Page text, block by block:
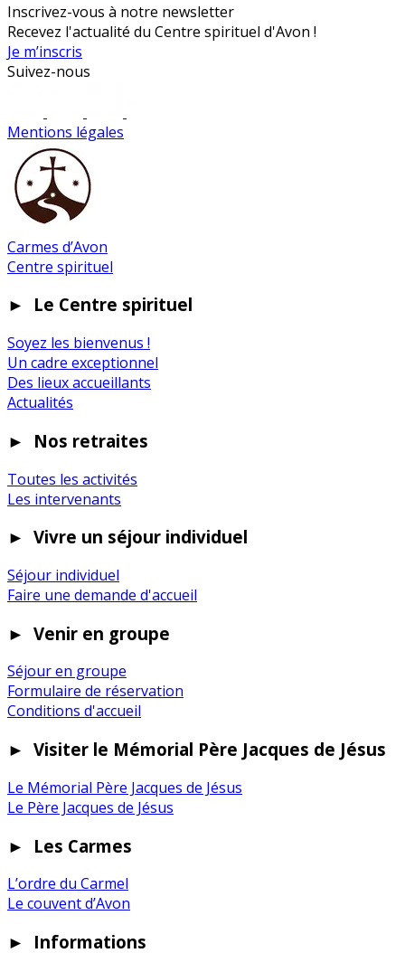
Inscrivez-vous à notre newsletter
Recevez l'actualité du Centre spirituel d'Avon !
Je m’inscris
Suivez-nous
Mentions légales
Carmes d’Avon
Centre spirituel
► Le Centre spirituel
Soyez les bienvenus !
Un cadre exceptionnel
Des lieux accueillants
Actualités
► Nos retraites
Toutes les activités
Les intervenants
► Vivre un séjour individuel
Séjour individuel
Faire une demande d'accueil
► Venir en groupe
Séjour en groupe
Formulaire de réservation
Conditions d'accueil
► Visiter le Mémorial Père Jacques de Jésus
Le Mémorial Père Jacques de Jésus
Le Père Jacques de Jésus
► Les Carmes
L’ordre du Carmel
Le couvent d’Avon
► Informations